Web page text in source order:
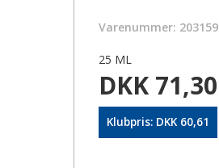
Varenummer: 203159
25 ML
DKK 71,30
Klubpris: DKK 60,61